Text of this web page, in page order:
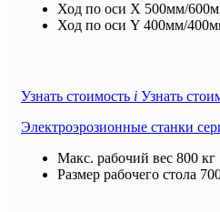
Ход по оси X 500мм/
Ход по оси Y 400мм/
Узнать стоимость i Узнать
Электроэрозионные станки
Макс. рабочий вес 800 кг
Размер рабочего стола